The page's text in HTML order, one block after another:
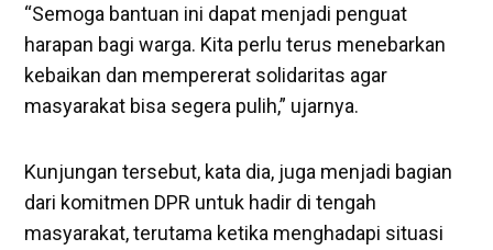
“Semoga bantuan ini dapat menjadi penguat
harapan bagi warga. Kita perlu terus menebarkan
kebaikan dan mempererat solidaritas agar
masyarakat bisa segera pulih,” ujarnya.
Kunjungan tersebut, kata dia, juga menjadi bagian
dari komitmen DPR untuk hadir di tengah
masyarakat, terutama ketika menghadapi situasi